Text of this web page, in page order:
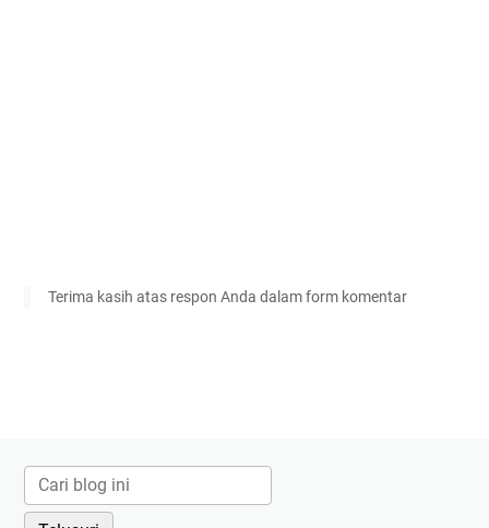
Terima kasih atas respon Anda dalam form komentar